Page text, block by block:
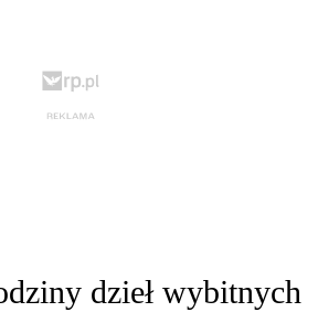
dzieł wybitnych